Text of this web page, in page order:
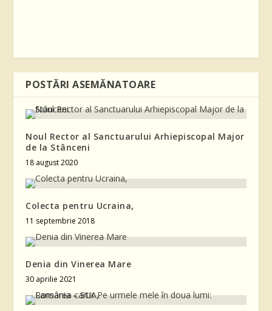
POSTĂRI ASEMĂNATOARE
Noul Rector al Sanctuarului Arhiepiscopal Major
de la Stânceni
18 august 2020
Colecta pentru Ucraina,
11 septembrie 2018
Denia din Vinerea Mare
30 aprilie 2021